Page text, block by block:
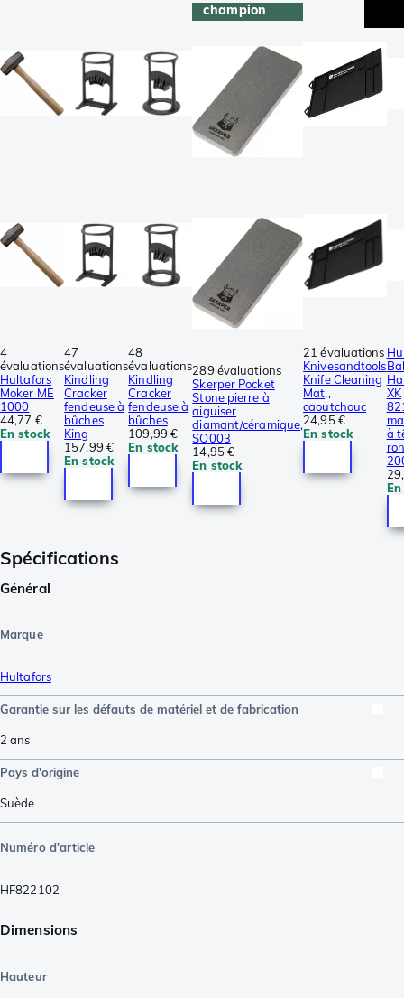
4
évaluations
Hultafors
Moker ME
1000
44,77 €
En stock
47
évaluations
Kindling
Cracker
fendeuse à
bûches
King
157,99 €
En stock
48
évaluations
Kindling
Cracker
fendeuse à
bûches
109,99 €
En stock
champion
289 évaluations
Skerper Pocket
Stone pierre à
aiguiser
diamant/céramique,
SO003
14,95 €
En stock
21 évaluations
Knivesandtools
Knife Cleaning
Mat,,
caoutchouc
24,95 €
En stock
XK
à
Spécifications
Général
Marque
Hultafors
Garantie sur les défauts de matériel et de fabrication
2 ans
Pays d'origine
Suède
Numéro d'article
HF822102
Dimensions
Hauteur